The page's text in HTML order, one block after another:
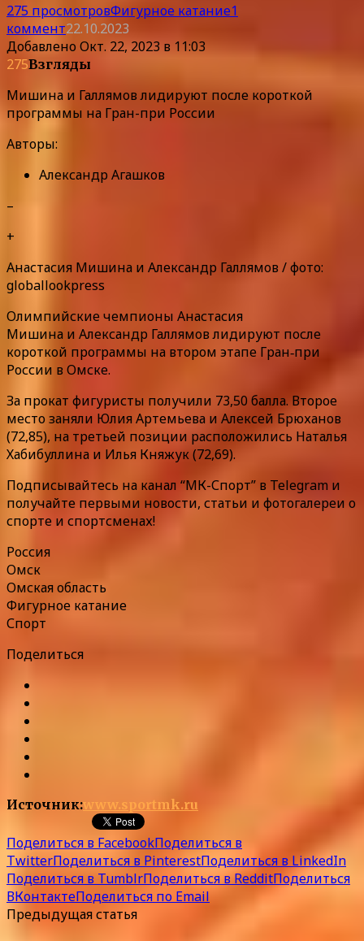
275 просмотровФигурное катание1
коммент22.10.2023
ДобавленоОкт. 22, 2023 в 11:03
275Взгляды
Мишина и Галлямов лидируют после короткой
программы на Гран-при России
Авторы:
Александр Агашков
–
+
Анастасия Мишина и Александр Галлямов / фото:
globallookpress
Олимпийские чемпионы Анастасия
Мишина и Александр Галлямов лидируют после
короткой программы на втором этапе Гран‑при
России в Омске.
За прокат фигуристы получили 73,50 балла. Второе
место заняли Юлия Артемьева и Алексей Брюханов
(72,85), на третьей позиции расположились Наталья
Хабибуллина и Илья Княжук (72,69).
Подписывайтесь на канал “МК-Спорт” в Telegram и
получайте первыми новости, статьи и фотогалереи о
спорте и спортсменах!
Россия
Омск
Омская область
Фигурное катание
Спорт
Поделиться
Источник:www.sportmk.ru
Поделиться в FacebookПоделиться в
TwitterПоделиться в PinterestПоделиться в LinkedIn
Поделиться в TumblrПоделиться в RedditПоделиться
ВКонтактеПоделиться по Email
Предыдущая статья